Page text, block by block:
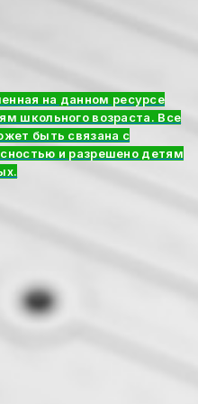
на данном ресурсе
школьного возраста. Все
быть связана с
и разрешено детям